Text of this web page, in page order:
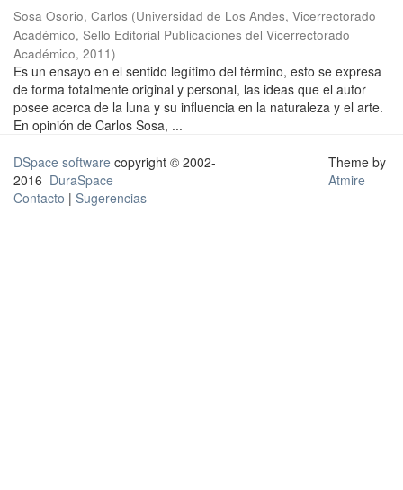
Sosa Osorio, Carlos (Universidad de Los Andes, Vicerrectorado
Académico, Sello Editorial Publicaciones del Vicerrectorado
Académico, 2011)
Es un ensayo en el sentido legítimo del término, esto se expresa
de forma totalmente original y personal, las ideas que el autor
posee acerca de la luna y su influencia en la naturaleza y el arte.
En opinión de Carlos Sosa, ...
DSpace software copyright © 2002-
2016 DuraSpace
Contacto | Sugerencias
Theme by
Atmire